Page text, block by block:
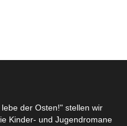
der Osten!" stellen wir
Kinder- und Jugendromane